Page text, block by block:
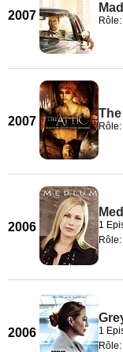
2007
2007
2006 1
2006 1